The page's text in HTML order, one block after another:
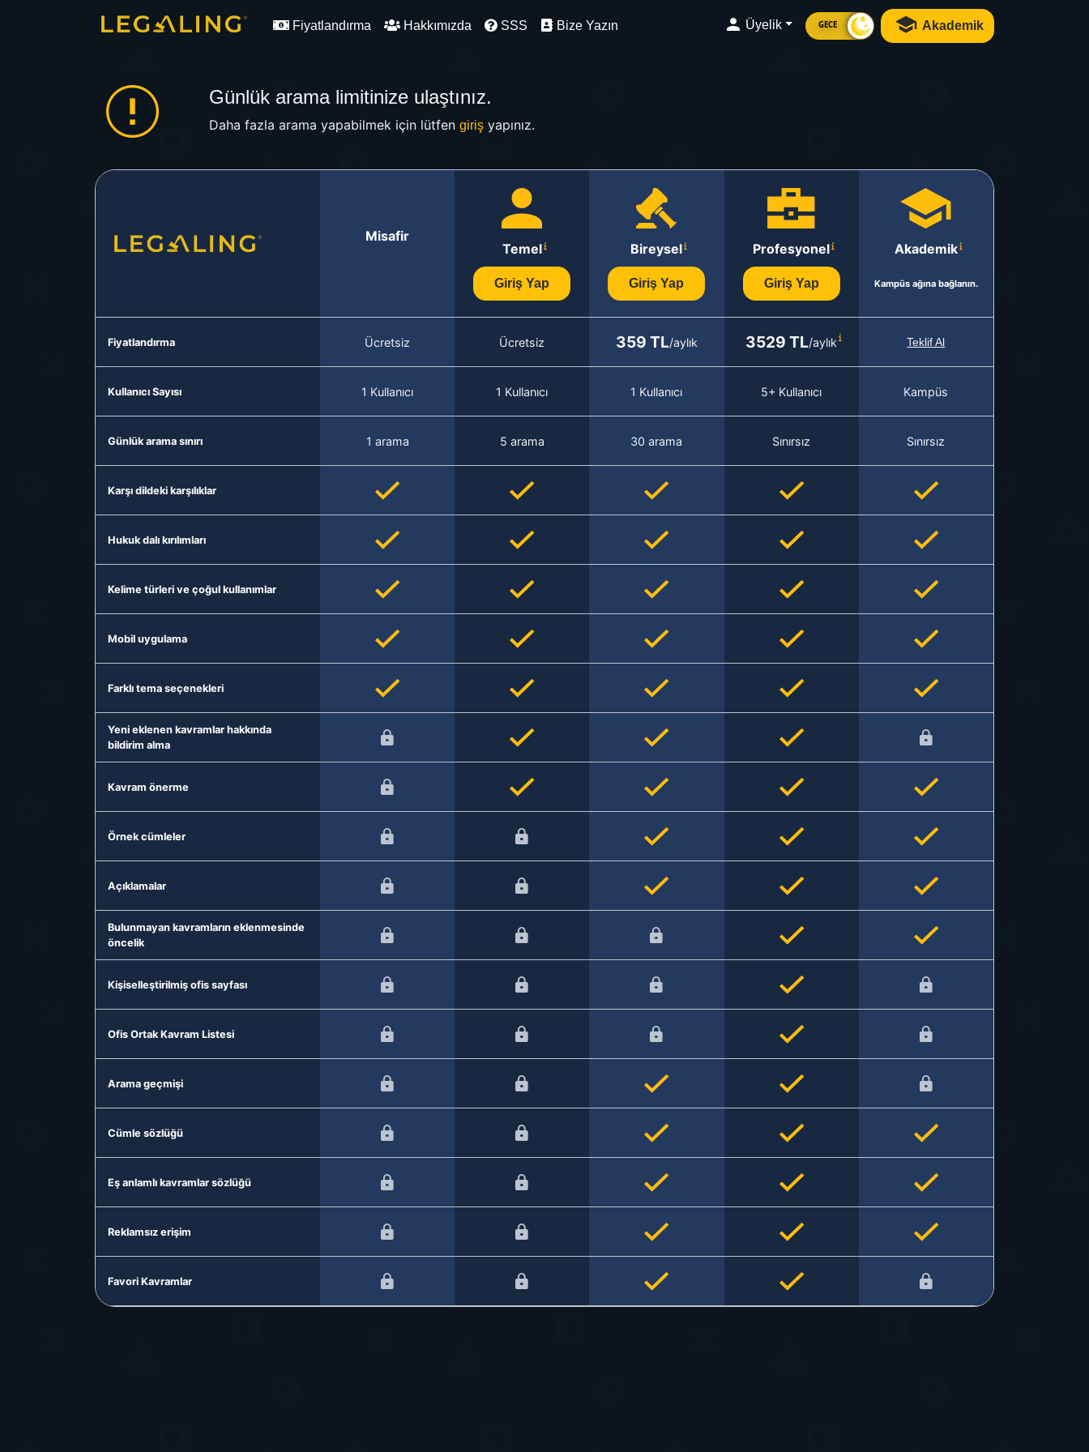
Fiyatlandırma Hakkımızda SSS Bize Yazın Üyelik GECE Akademik
Günlük arama limitinize ulaştınız.
Daha fazla arama yapabilmek için lütfen girişyapınız.
Misafir
Temel
Giriş Yap
Bireysel
Giriş Yap
Profesyonel
Giriş Yap
Akademik
Kampüs ağına bağlanın.
Fiyatlandırma Ücretsiz Ücretsiz 359 TL/aylık 3529 TL/aylık Teklif Al
Kullanıcı Sayısı 1 Kullanıcı 1 Kullanıcı 1 Kullanıcı 5+ Kullanıcı Kampüs
Günlük arama sınırı 1 arama 5 arama 30 arama Sınırsız Sınırsız
Karşı dildeki karşılıklar
Hukuk dalı kırılımları
Kelime türleri ve çoğul kullanımlar
Mobil uygulama
Farklı tema seçenekleri
Yeni eklenen kavramlar hakkında
bildirim alma
Kavram önerme
Örnek cümleler
Açıklamalar
Bulunmayan kavramların eklenmesinde
öncelik
Kişiselleştirilmiş ofis sayfası
Ofis Ortak Kavram Listesi
Arama geçmişi
Cümle sözlüğü
Eş anlamlı kavramlar sözlüğü
Reklamsız erişim
Favori Kavramlar